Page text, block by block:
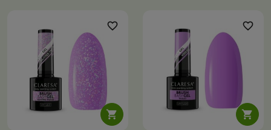
zonder barsten of afbrokkelen.
zonder barsten of afbrokkelen.

favorite_border

favorite_border